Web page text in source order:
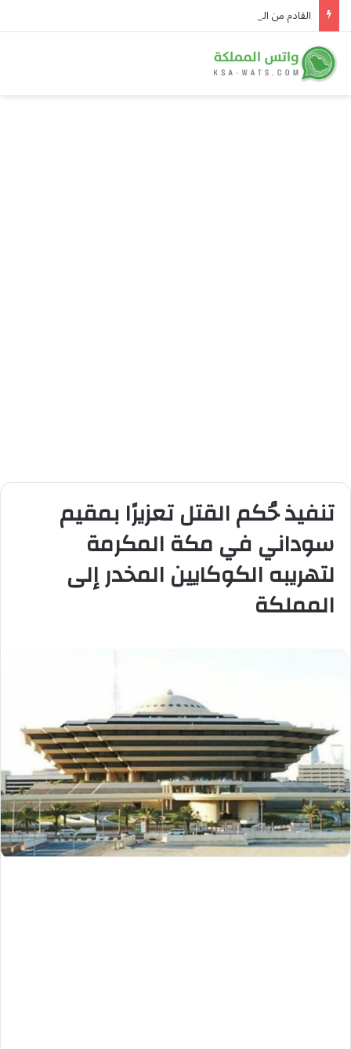
القادم من النادي الأهلي.. الخلود يعزّز صفوفه باللاعب ياسين الزبيدي
تنفيذ حُكم القتل تعزيرًا بمقيم
سوداني في مكة المكرمة
لتهريبه الكوكايين المخدر إلى
المملكة